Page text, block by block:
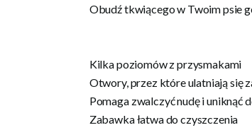
Obudź tkwiącego w Twoim psie
Kilka poziomów z przysmakami
Otwory, przez które ulatniają się
Pomaga zwalczyć nudę i uniknąć
Zabawka łatwa do czyszczenia